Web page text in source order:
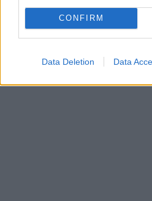
CONFIRM
Data Deletion Data